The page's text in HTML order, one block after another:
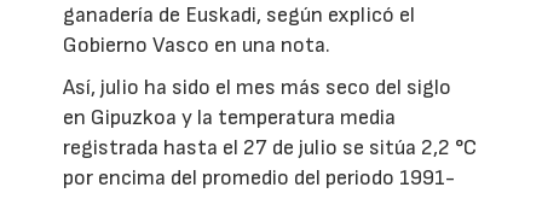
ganadería de Euskadi, según explicó el
Gobierno Vasco en una nota.
Así, julio ha sido el mes más seco del siglo
en Gipuzkoa y la temperatura media
registrada hasta el 27 de julio se sitúa 2,2 °C
por encima del promedio del periodo 1991-